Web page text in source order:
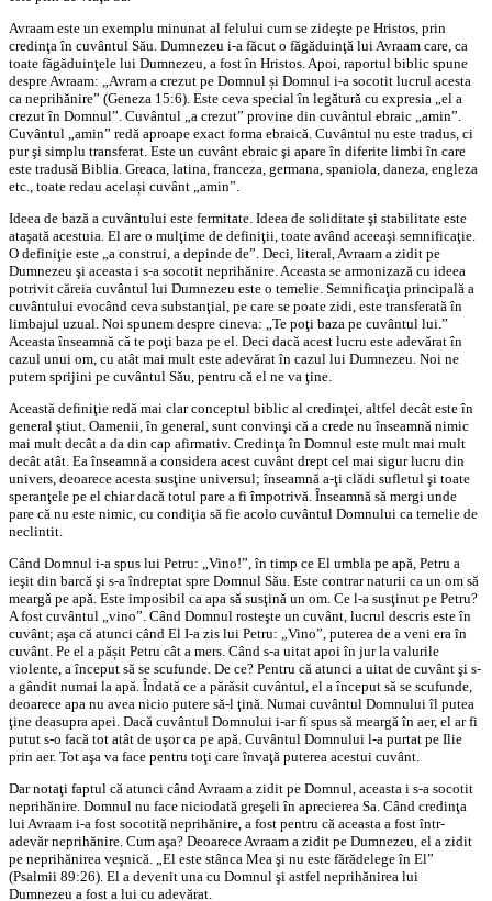
Avraam este un exemplu minunat al felului cum se zideşte pe Hristos, prin
credinţa în cuvântul Său. Dumnezeu i-a făcut o făgăduinţă lui Avraam care, ca
toate făgăduinţele lui Dumnezeu, a fost în Hristos. Apoi, raportul biblic spune
despre Avraam: „Avram a crezut pe Domnul și Domnul i-a socotit lucrul acesta
ca neprihănire” (Geneza 15:6). Este ceva special în legătură cu expresia „el a
crezut în Domnul”. Cuvântul „a crezut” provine din cuvântul ebraic „amin”.
Cuvântul „amin” redă aproape exact forma ebraică. Cuvântul nu este tradus, ci
pur şi simplu transferat. Este un cuvânt ebraic şi apare în diferite limbi în care
este tradusă Biblia. Greaca, latina, franceza, germana, spaniola, daneza, engleza
etc., toate redau același cuvânt „amin”.
Ideea de bază a cuvântului este fermitate. Ideea de soliditate şi stabilitate este
ataşată acestuia. El are o mulţime de definiţii, toate având aceeaşi semnificaţie.
O definiţie este „a construi, a depinde de”. Deci, literal, Avraam a zidit pe
Dumnezeu şi aceasta i s-a socotit neprihănire. Aceasta se armonizază cu ideea
potrivit căreia cuvântul lui Dumnezeu este o temelie. Semnificaţia principală a
cuvântului evocând ceva substanţial, pe care se poate zidi, este transferată în
limbajul uzual. Noi spunem despre cineva: „Te poţi baza pe cuvântul lui.”
Aceasta înseamnă că te poţi baza pe el. Deci dacă acest lucru este adevărat în
cazul unui om, cu atât mai mult este adevărat în cazul lui Dumnezeu. Noi ne
putem sprijini pe cuvântul Său, pentru că el ne va ţine.
Această definiţie redă mai clar conceptul biblic al credinţei, altfel decât este în
general ştiut. Oamenii, în general, sunt convinşi că a crede nu înseamnă nimic
mai mult decât a da din cap afirmativ. Credinţa în Domnul este mult mai mult
decât atât. Ea înseamnă a considera acest cuvânt drept cel mai sigur lucru din
univers, deoarece acesta susţine universul; înseamnă a-ţi clădi sufletul şi toate
speranţele pe el chiar dacă totul pare a fi împotrivă. Înseamnă să mergi unde
pare că nu este nimic, cu condiţia să fie acolo cuvântul Domnului ca temelie de
neclintit.
Când Domnul i-a spus lui Petru: „Vino!”, în timp ce El umbla pe apă, Petru a
ieşit din barcă şi s-a îndreptat spre Domnul Său. Este contrar naturii ca un om să
meargă pe apă. Este imposibil ca apa să susţină un om. Ce l-a susţinut pe Petru?
A fost cuvântul „vino”. Când Domnul rosteşte un cuvânt, lucrul descris este în
cuvânt; aşa că atunci când El I-a zis lui Petru: „Vino”, puterea de a veni era în
cuvânt. Pe el a pășit Petru cât a mers. Când s-a uitat apoi în jur la valurile
violente, a început să se scufunde. De ce? Pentru că atunci a uitat de cuvânt şi s-
a gândit numai la apă. Îndată ce a părăsit cuvântul, el a început să se scufunde,
deoarece apa nu avea nicio putere să-l ţină. Numai cuvântul Domnului îl putea
ţine deasupra apei. Dacă cuvântul Domnului i-ar fi spus să meargă în aer, el ar fi
putut s-o facă tot atât de uşor ca pe apă. Cuvântul Domnului l-a purtat pe Ilie
prin aer. Tot aşa va face pentru toţi care învaţă puterea acestui cuvânt.
Dar notaţi faptul că atunci când Avraam a zidit pe Domnul, aceasta i s-a socotit
neprihănire. Domnul nu face niciodată greşeli în aprecierea Sa. Când credinţa
lui Avraam i-a fost socotită neprihănire, a fost pentru că aceasta a fost într-
adevăr neprihănire. Cum aşa? Deoarece Avraam a zidit pe Dumnezeu, el a zidit
pe neprihănirea veşnică. „El este stânca Mea şi nu este fărădelege în El”
(Psalmii 89:26). El a devenit una cu Domnul şi astfel neprihănirea lui
Dumnezeu a fost a lui cu adevărat.